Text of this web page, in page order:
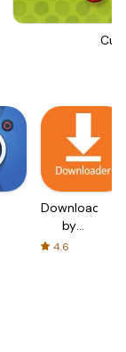
Cut
Downloader
by
AFTVnews
4.6